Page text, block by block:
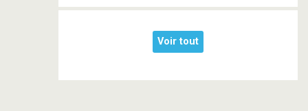
Voir tout